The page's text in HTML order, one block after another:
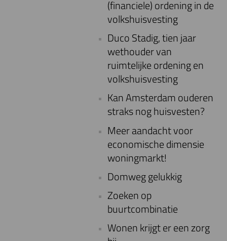
(financiele) ordening in de
volkshuisvesting
Duco Stadig, tien jaar
wethouder van
ruimtelijke ordening en
volkshuisvesting
Kan Amsterdam ouderen
straks nog huisvesten?
Meer aandacht voor
economische dimensie
woningmarkt!
Domweg gelukkig
Zoeken op
buurtcombinatie
Wonen krijgt er een zorg